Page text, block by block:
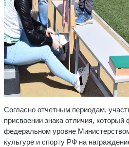
Согласно отчетным периодам,
присвоении знака отличия, который
федеральном уровне
культуре и спорту РФ на